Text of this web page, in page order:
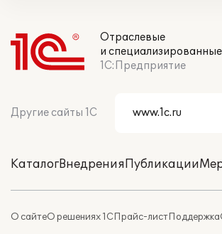
Отраслевые
и
1С:Предприятие
Другие сайты 1С
КаталогВнедренияПубликации
О сайтеО решениях 1СПрайс-листПоддержка